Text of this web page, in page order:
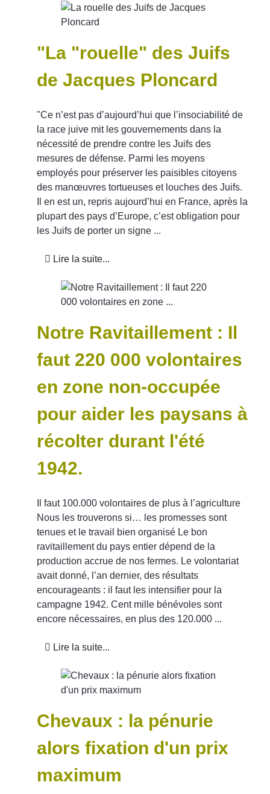
ÉTÉ 44
"La "rouelle" des Juifs
de Jacques Ploncard
"Ce n’est pas d’aujourd’hui que l’insociabilité de
la race juive mit les gouvernements dans la
nécessité de prendre contre les Juifs des
mesures de défense. Parmi les moyens
employés pour préserver les paisibles citoyens
des manœuvres tortueuses et louches des Juifs.
Il en est un, repris aujourd’hui en France, après la
plupart des pays d’Europe, c’est obligation pour
les Juifs de porter un signe ...
Lire la suite...
Notre Ravitaillement : Il
faut 220 000 volontaires
en zone non-occupée
pour aider les paysans à
récolter durant l'été
1942.
Il faut 100.000 volontaires de plus à l’agriculture
Nous les trouverons si… les promesses sont
tenues et le travail bien organisé Le bon
ravitaillement du pays entier dépend de la
production accrue de nos fermes. Le volontariat
avait donné, l’an dernier, des résultats
encourageants : il faut les intensifier pour la
campagne 1942. Cent mille bénévoles sont
encore nécessaires, en plus des 120.000 ...
Lire la suite...
Chevaux : la pénurie
alors fixation d'un prix
maximum